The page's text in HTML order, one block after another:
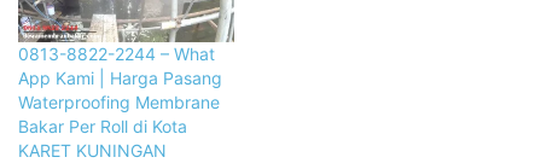
0813-8822-2244 – What
App Kami | Harga Pasang
Waterproofing Membrane
Bakar Per Roll di Kota
KARET KUNINGAN